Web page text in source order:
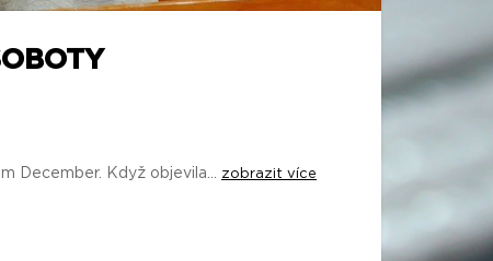
December. Když objevila... zobrazit více